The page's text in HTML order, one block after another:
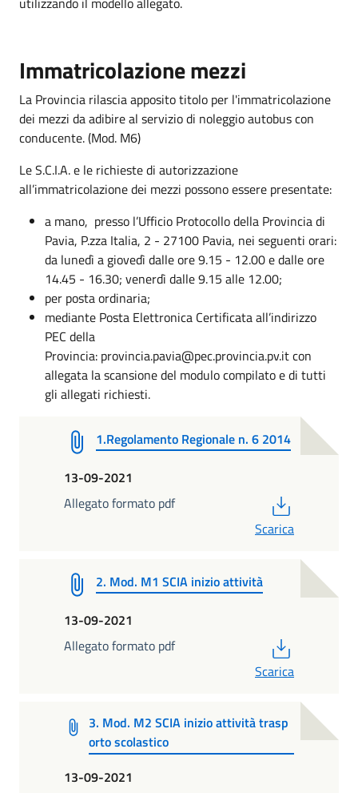
Immatricolazione mezzi
La Provincia rilascia apposito titolo per l'immatricolazione
dei mezzi da adibire al servizio di noleggio autobus con
conducente. (Mod. M6)
Le S.C.I.A. e le richieste di autorizzazione
all’immatricolazione dei mezzi possono essere presentate:
a mano, presso l’Ufficio Protocollo della Provincia di
Pavia, P.zza Italia, 2 - 27100 Pavia, nei seguenti orari:
da lunedì a giovedì dalle ore 9.15 - 12.00 e dalle ore
14.45 - 16.30; venerdì dalle 9.15 alle 12.00;
per posta ordinaria;
mediante Posta Elettronica Certificata all’indirizzo
PEC della
Provincia: provincia.pavia@pec.provincia.pv.it con
allegata la scansione del modulo compilato e di tutti
gli allegati richiesti.
1.Regolamento Regionale n. 6 2014
13-09-2021
Allegato formato pdf
Scarica
2. Mod. M1 SCIA inizio attività
13-09-2021
Allegato formato pdf
Scarica
3. Mod. M2 SCIA inizio attività trasp
orto scolastico
13-09-2021